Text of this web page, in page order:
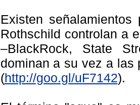
Existen
Rothschild controlan a
–BlackRock, State
dominan a su vez a las
(http://goo.gl/uF7142).